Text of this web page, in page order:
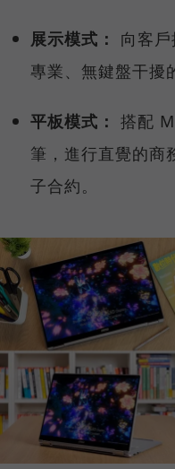
展示模式：
向客
專業、無鍵盤干擾
平板模式： 搭配
筆，進行直覺的商
子合約。